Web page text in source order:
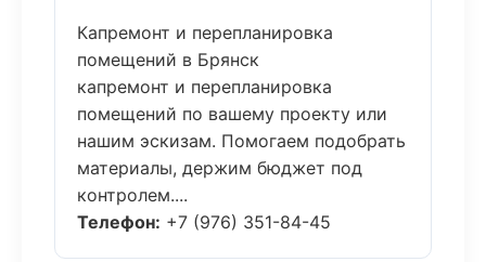
Капремонт и перепланировка
помещений в Брянск
капремонт и перепланировка
помещений по вашему проекту или
нашим эскизам. Помогаем подобрать
материалы, держим бюджет под
контролем....
Телефон: +7 (976) 351-84-45